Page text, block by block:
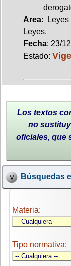
Area:
Leyes.
Fecha: 23/
Estado:
Los textos
no
oficiales, que
Búsquedas
Materia:
Tipo normativa: